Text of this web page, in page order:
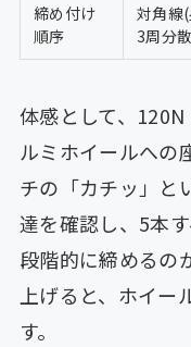
締め付け
順序
対角線
3周分散
体感として、
ルミホイールへの
チの「カチッ」と
達を確認し、5本
段階的に締めるの
上げると、ホイー
す。